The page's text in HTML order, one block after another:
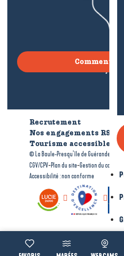
Comment
Recrutement
Nos engagements RSE
Tourisme accessible
© La Baule-Presqu’île de Guérande
CGV/CPV-Plan du site-Gestion du
Accessibilité : non conforme